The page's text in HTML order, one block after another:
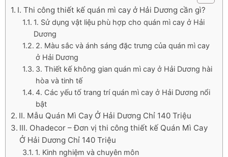
I. Thi công thiết kế quán mì cay ở Hải Dương cần gì?
1. Sử dụng vật liệu phù hợp cho quán mì cay ở Hải
Dương
2. Màu sắc và ánh sáng đặc trưng của quán mì cay
ở Hải Dương
3. Thiết kế không gian quán mì cay ở Hải Dương hài
hòa và tinh tế
4. Các yếu tố trang trí quán mì cay ở Hải Dương nổi
bật
II. Mẫu Quán Mì Cay Ở Hải Dương Chỉ 140 Triệu
III. Ohadecor – Đơn vị thi công thiết kế Quán Mì Cay
Ở Hải Dương Chỉ 140 Triệu
1. Kinh nghiệm và chuyên môn